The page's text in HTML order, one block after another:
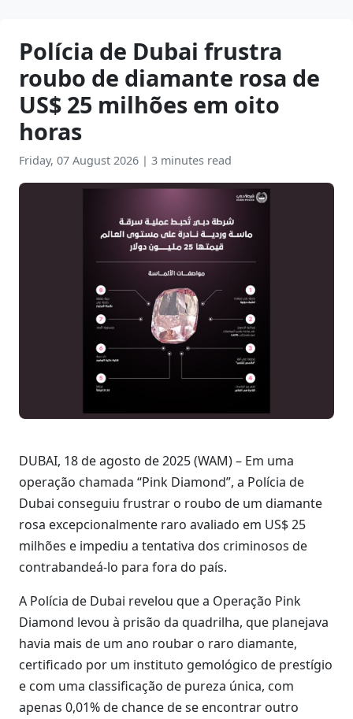
Polícia de Dubai frustra
roubo de diamante rosa de
US$ 25 milhões em oito
horas
Friday, 07 August 2026 | 3 minutes read
DUBAI, 18 de agosto de 2025 (WAM) – Em uma
operação chamada “Pink Diamond”, a Polícia de
Dubai conseguiu frustrar o roubo de um diamante
rosa excepcionalmente raro avaliado em US$ 25
milhões e impediu a tentativa dos criminosos de
contrabandeá-lo para fora do país.
A Polícia de Dubai revelou que a Operação Pink
Diamond levou à prisão da quadrilha, que planejava
havia mais de um ano roubar o raro diamante,
certificado por um instituto gemológico de prestígio
e com uma classificação de pureza única, com
apenas 0,01% de chance de se encontrar outro